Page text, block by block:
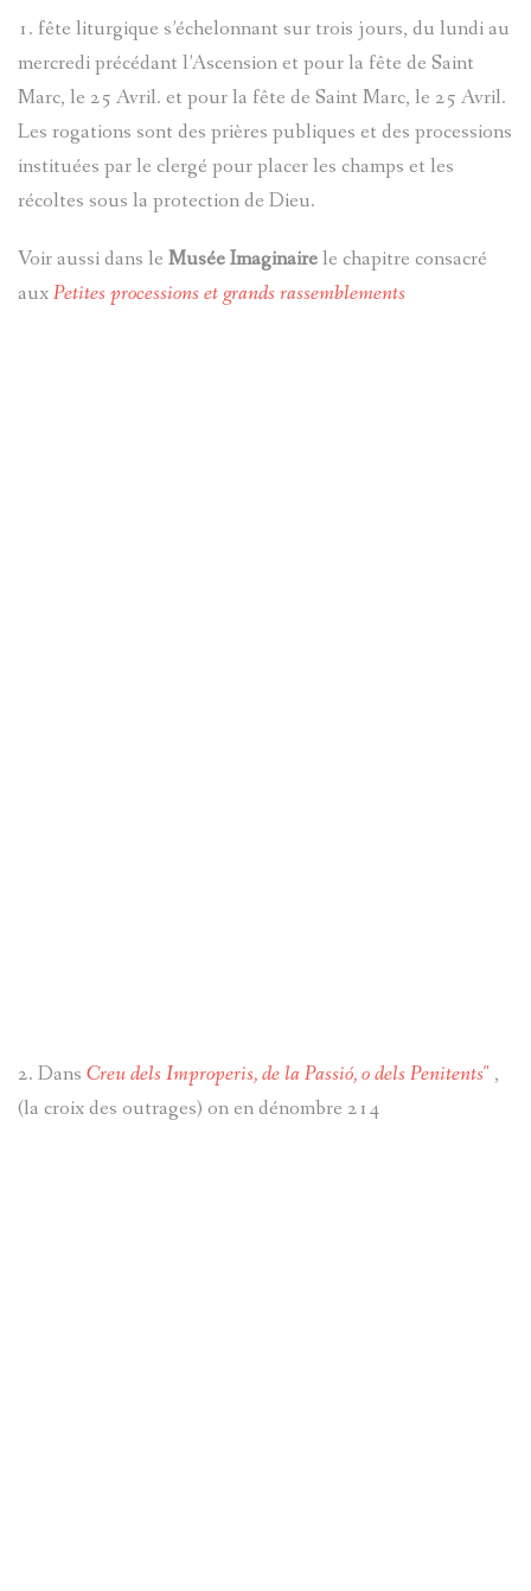
1. fête liturgique s’échelonnant sur trois jours, du lundi au
mercredi précédant l’Ascension et pour la fête de Saint
Marc, le 25 Avril. et pour la fête de Saint Marc, le 25 Avril.
Les rogations sont des prières publiques et des processions
instituées par le clergé pour placer les champs et les
récoltes sous la protection de Dieu.
Voir aussi dans le Musée Imaginairele chapitre consacré
auxPetites processions et grands rassemblements
2. Dans Creu dels Improperis, de la Passió, o dels Penitents" ,
(la croix des outrages) on en dénombre 214